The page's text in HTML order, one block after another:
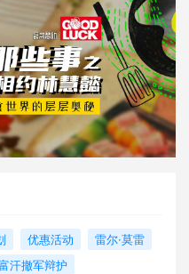
优惠活动
雷尔·莫雷
汗撤军辩护